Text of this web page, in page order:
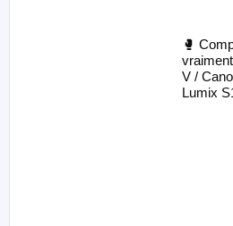
🥊
V /
Lumix